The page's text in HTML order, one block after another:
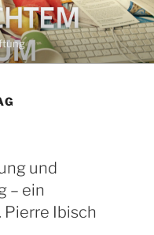
und
– ein
Pierre Ibisch